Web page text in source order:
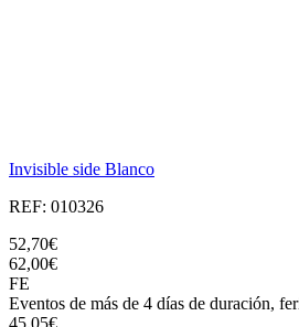
Invisible side Blanco
REF: 010326
52,70€
62,00€
FE
Eventos de más de 4 días de duración,